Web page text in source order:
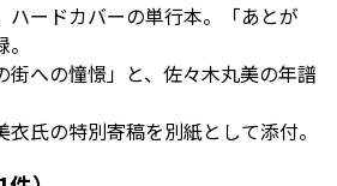
ードカバーの単行本。「あとが
への憧憬」と、佐々木丸美の年譜
氏の特別寄稿を別紙として添付。